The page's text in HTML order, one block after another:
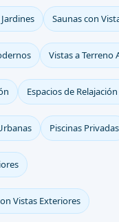
Saunas con
Vistas a Terreno
Espacios de
Piscinas Privadas
Vistas Exteriores